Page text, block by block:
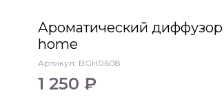
Ароматический
home
Артикул: BGH0608
1 250 ₽